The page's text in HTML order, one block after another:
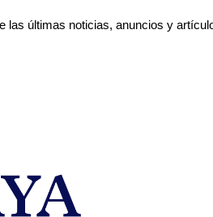
las últimas noticias, anuncios y